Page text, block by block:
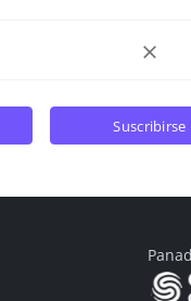
suscribirse